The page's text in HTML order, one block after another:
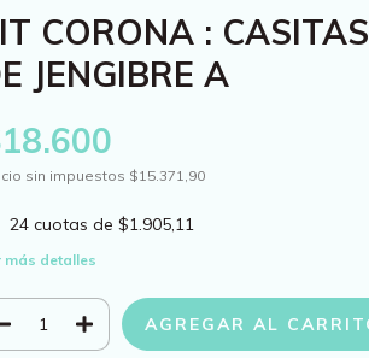
CORONA : CASITAS
JENGIBRE A
sin impuestos $15.371,90
24 cuotas de $1.905,11
más detalles